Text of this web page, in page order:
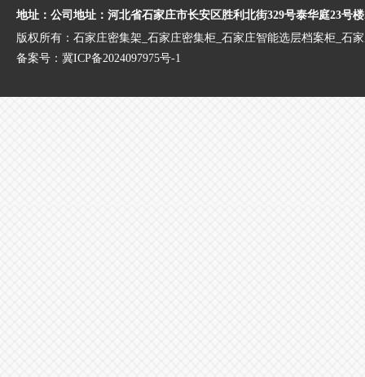
地址：公司地址：河北省石家庄市长安区胜利北街329号泰华庭23号
版权所有：石家庄密集架_石家庄密集柜_石家庄智能选层档案柜_石
备案号： 冀ICP备2024097975号-1